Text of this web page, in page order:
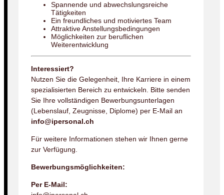
Spannende und abwechslungsreiche
Tätigkeiten
Ein freundliches und motiviertes Team
Attraktive Anstellungsbedingungen
Möglichkeiten zur beruflichen
Weiterentwicklung
Interessiert?
Nutzen Sie die Gelegenheit, Ihre Karriere in einem
spezialisierten Bereich zu entwickeln. Bitte senden
Sie Ihre vollständigen Bewerbungsunterlagen
(Lebenslauf, Zeugnisse, Diplome) per E-Mail an
info@ipersonal.ch
Für weitere Informationen stehen wir Ihnen gerne
zur Verfügung.
Bewerbungsmöglichkeiten:
Per E-Mail: